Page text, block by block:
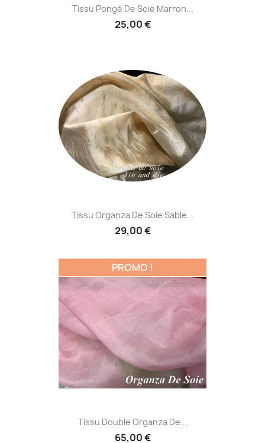
Tissu Pongé De Soie Marron...
25,00 €
Tissu Organza De Soie Sable...
29,00 €
Tissu Double Organza De...
65,00 €
PROMO !